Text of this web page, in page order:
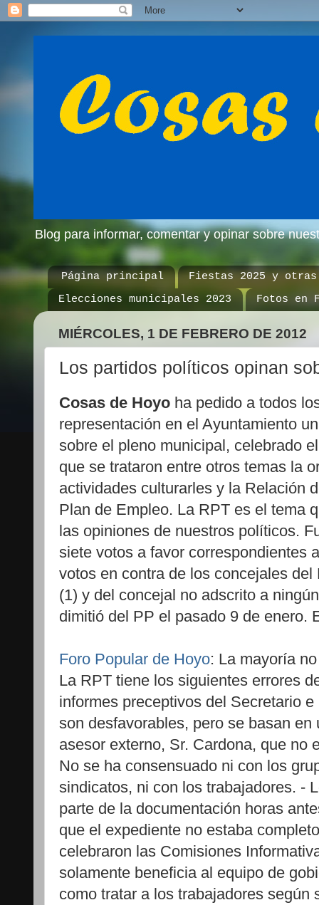
Blog para informar, comentar y opinar sobre
Página principal
Fiestas 2025 y otras
Elecciones municipales 2023
Fotos en
MIÉRCOLES, 1 DE FEBRERO DE 2012
Los partidos políticos opinan
Cosas de Hoyo ha pedido a todos
representación en el Ayuntamiento
sobre el pleno municipal, celebrado
que se trataron entre otros temas la
actividades culturarles y la Relación
Plan de Empleo. La RPT es el tema
las opiniones de nuestros políticos.
siete votos a favor correspondientes
votos en contra de los concejales
(1) y del concejal no adscrito a
dimitió del PP el pasado 9 de
Foro Popular de Hoyo: La mayoría
La RPT tiene los siguientes errores
informes preceptivos del Secretario
son desfavorables, pero se basan
asesor externo, Sr. Cardona, que no
No se ha consensuado ni con los
sindicatos, ni con los trabajadores. -
parte de la documentación horas
que el expediente no estaba
celebraron las Comisiones
solamente beneficia al equipo de
como tratar a los trabajadores según